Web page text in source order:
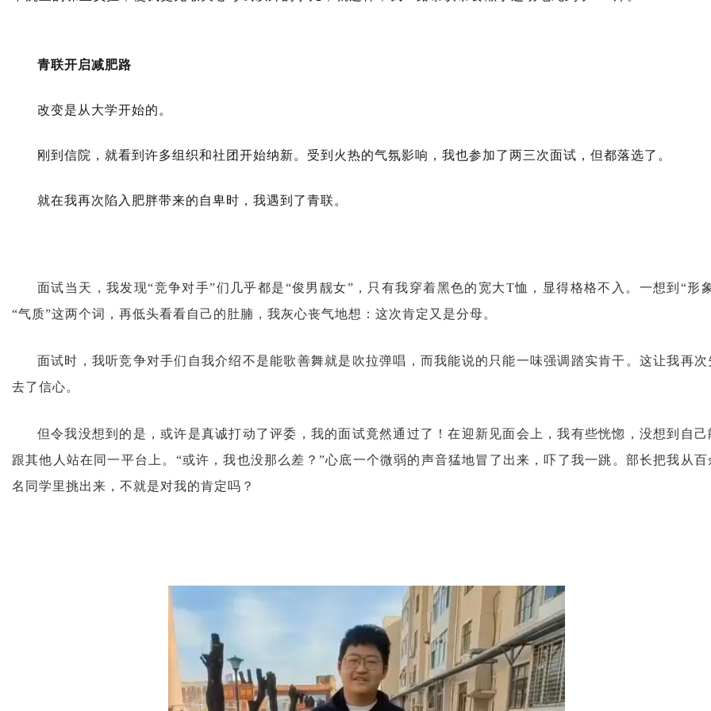
青联开启减肥路
改变是从大学开始的。
刚到信院，就看到许多组织和社团开始纳新。受到火热的气氛影响，我也参加了两三次面试，但都落选了。
就在我再次陷入肥胖带来的自卑时，我遇到了青联。
面试当天，我发现“竞争对手”们几乎都是“俊男靓女”，只有我穿着黑色的宽大T恤，显得格格不入。一想到“形
“气质”这两个词，再低头看看自己的肚腩，我灰心丧气地想：这次肯定又是分母。
面试时，我听竞争对手们自我介绍不是能歌善舞就是吹拉弹唱，而我能说的只能一味强调踏实肯干。这让我再次
去了信心。
但令我没想到的是，或许是真诚打动了评委，我的面试竟然通过了！在迎新见面会上，我有些恍惚，没想到自己
跟其他人站在同一平台上。“或许，我也没那么差？”心底一个微弱的声音猛地冒了出来，吓了我一跳。部长把我从百
名同学里挑出来，不就是对我的肯定吗？